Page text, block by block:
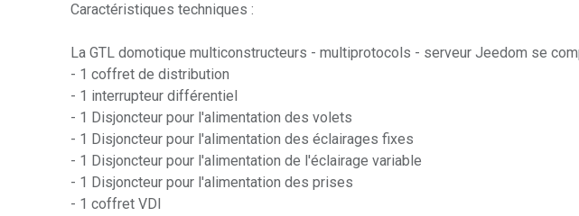
Caractéristiques techniques :
La GTL domotique multiconstructeurs - multiprotocols - serveur Jeedom se
- 1 coffret de distribution
- 1 interrupteur différentiel
- 1 Disjoncteur pour l'alimentation des volets
- 1 Disjoncteur pour l'alimentation des éclairages fixes
- 1 Disjoncteur pour l'alimentation de l'éclairage variable
- 1 Disjoncteur pour l'alimentation des prises
- 1 coffret VDI